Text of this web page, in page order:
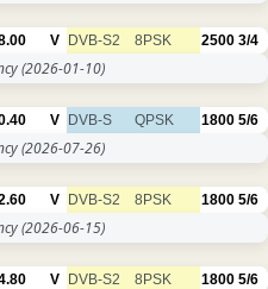
V DVB-S2 8PSK 2500 3/4
(2026-01-10)
V DVB-S QPSK 1800 5/6
(2026-07-26)
V DVB-S2 8PSK 1800 5/6
(2026-06-15)
V DVB-S2 8PSK 1800 5/6